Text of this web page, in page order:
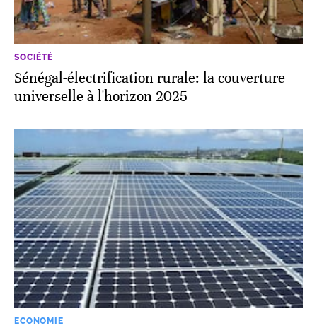
SOCIÉTÉ
Sénégal-électrification rurale: la couverture
universelle à l'horizon 2025
ECONOMIE